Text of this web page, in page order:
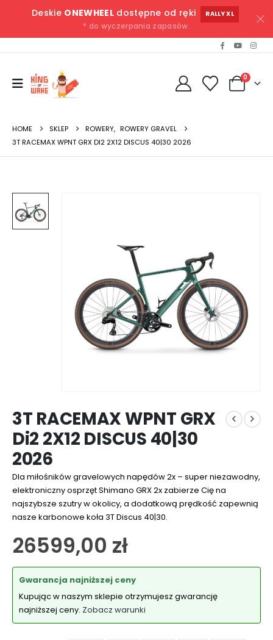
Deskie ONEWHEELdostępne od ręki RALLY XL
* do wyczerpania zapasów.
0
HOME SKLEP ROWERY, ROWERY GRAVEL
3T RACEMAX WPNT GRX DI2 2X12 DISCUS 40|30 2026
3T RACEMAX WPNT GRX
Di2 2X12 DISCUS 40|30
2026
Dla miłośników gravelowych napędów 2x – super niezawodny,
elektroniczny osprzęt Shimano GRX 2x zabierze Cię na
najszybsze szutry w okolicy, a dodatkową prędkość zapewnią
nasze karbonowe koła 3T Discus 40|30.
26599,00 zł
Gwarancja najniższej ceny
Kupując w naszym sklepie otrzymujesz gwarancję
najniższej ceny. Zobacz warunki